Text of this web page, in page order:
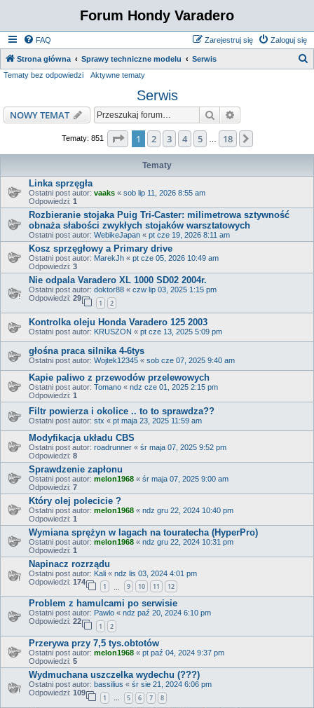
Forum Hondy Varadero
FAQ Zaloguj się
Zarejestruj się
Strona główna Sprawy techniczne modelu Serwis
Tematy bez odpowiedzi Aktywne tematy
Serwis
NOWY TEMAT Szukaj
Tematy: 851 Strona1 z18
1 2 3 4 5 18
Tematy
Linka sprzęgła
Ostatni post autor: vaaks « sob lip 11, 2026 8:55 am
Odpowiedzi: 1
Rozbieranie stojaka Puig Tri-Caster: milimetrowa sztywność
obnaża słabości zwykłych stojaków warsztatowych
Ostatni post autor: WebikeJapan « pt cze 19, 2026 8:11 am
Kosz sprzęgłowy a Primary drive
Ostatni post autor: MarekJh « pt cze 05, 2026 10:49 am
Odpowiedzi: 3
Nie odpala Varadero XL 1000 SD02 2004r.
Ostatni post autor: doktor88 « czw lip 03, 2025 1:15 pm
Odpowiedzi: 29
1 2
Kontrolka oleju Honda Varadero 125 2003
Ostatni post autor: KRUSZON « pt cze 13, 2025 5:09 pm
głośna praca silnika 4-6tys
Ostatni post autor: Wojtek12345 « sob cze 07, 2025 9:40 am
Kapie paliwo z przewodów przelewowych
Ostatni post autor: Tomano « ndz cze 01, 2025 2:15 pm
Odpowiedzi: 1
Filtr powierza i okolice .. to to sprawdza??
Ostatni post autor: stx « pt maja 23, 2025 11:59 am
Modyfikacja układu CBS
Ostatni post autor: roadrunner « śr maja 07, 2025 9:52 pm
Odpowiedzi: 8
Sprawdzenie zapłonu
Ostatni post autor: melon1968 « śr maja 07, 2025 9:00 am
Odpowiedzi: 7
Który olej polecicie ?
Ostatni post autor: melon1968 « ndz gru 22, 2024 10:40 pm
Odpowiedzi: 1
Wymiana sprężyn w lagach na touratecha (HyperPro)
Ostatni post autor: melon1968 « ndz gru 22, 2024 10:31 pm
Odpowiedzi: 1
Napinacz rozrządu
Ostatni post autor: Kali « ndz lis 03, 2024 4:01 pm
Odpowiedzi: 174
1 9 10 11 12
Problem z hamulcami po serwisie
Ostatni post autor: Pawlo « ndz paź 20, 2024 6:10 pm
Odpowiedzi: 22
1 2
Przerywa przy 7,5 tys.obtotów
Ostatni post autor: melon1968 « pt paź 04, 2024 9:37 pm
Odpowiedzi: 5
Wydmuchana uszczelka wydechu (???)
Ostatni post autor: bassilius « śr sie 21, 2024 6:06 pm
Odpowiedzi: 109
1 … 5 6 7 8